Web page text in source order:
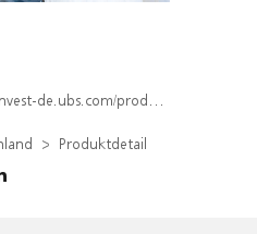
produkt/detail/index/isin/DE000WA39FC2
Produktdetail